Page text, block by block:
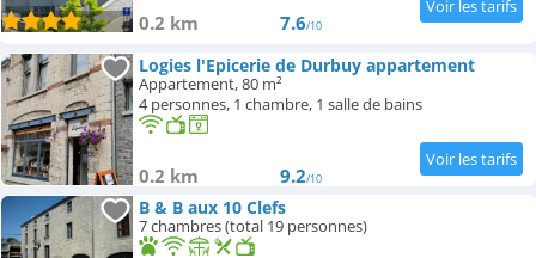
0.2 km 7.6/10
Logies l'Epicerie de Durbuy appartement
Appartement, 80 m²
4 personnes, 1 chambre, 1 salle de bains
0.2 km 9.2/10
B & B aux 10 Clefs
7 chambres (total 19 personnes)